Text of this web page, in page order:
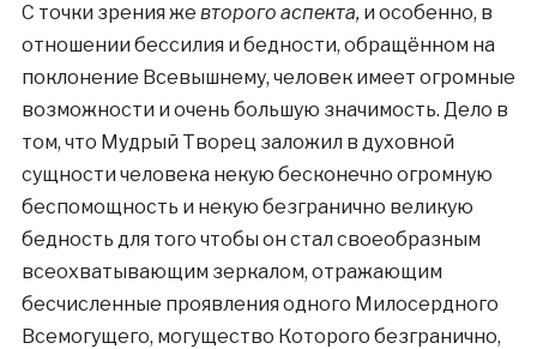
С точки зрения же второго аспекта,и особенно, в
отношении бессилия и бедности, обращённом на
поклонение Всевышнему, человек имеет огромные
возможности и очень большую значимость. Дело в
том, что Мудрый Творец заложил в духовной
сущности человека некую бесконечно огромную
беспомощность и некую безгранично великую
бедность для того чтобы он стал своеобразным
всеохватывающим зеркалом, отражающим
бесчисленные проявления одного Милосердного
Всемогущего, могущество Которого безгранично,